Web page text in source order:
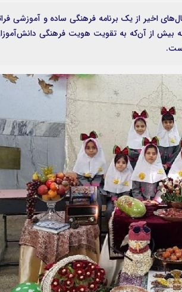
اخیر از یک برنامه فرهنگی ساده و آموزشی
بیش از آن‌که به تقویت هویت فرهنگی